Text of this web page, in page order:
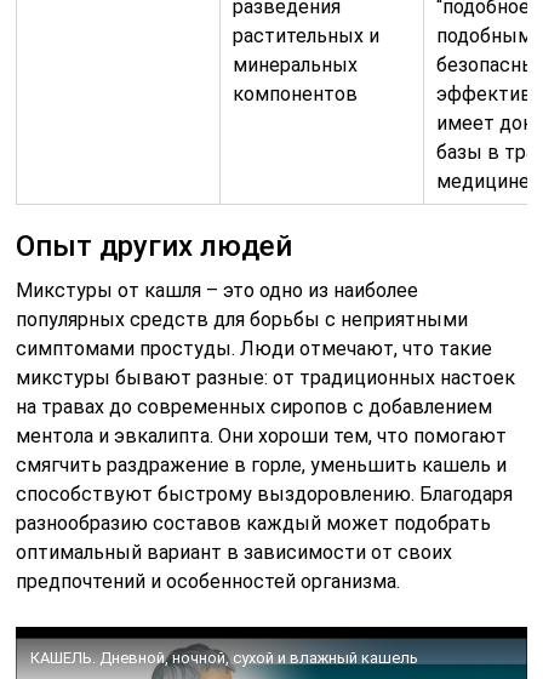
разведения
растительных и
минеральных
компонентов
“подобное
имеет
базы в
медицине.
Опыт других людей
Микстуры от кашля – это одно из наиболее
популярных средств для борьбы с неприятными
симптомами простуды. Люди отмечают, что такие
микстуры бывают разные: от традиционных настоек
на травах до современных сиропов с добавлением
ментола и эвкалипта. Они хороши тем, что помогают
смягчить раздражение в горле, уменьшить кашель и
способствуют быстрому выздоровлению. Благодаря
разнообразию составов каждый может подобрать
оптимальный вариант в зависимости от своих
предпочтений и особенностей организма.
КАШЕЛЬ. Дневной, ночной, сухой и влажный кашель